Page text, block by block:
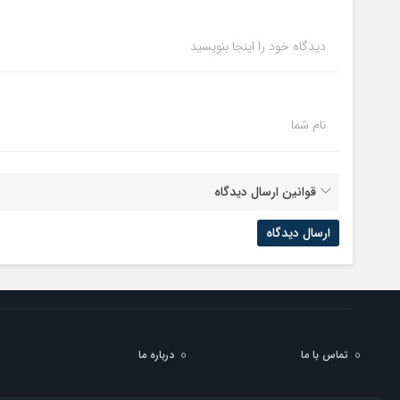
دیدگاه خود را اینجا بنویسید
نام شما
قوانین ارسال دیدگاه
تماس با ما درباره ما